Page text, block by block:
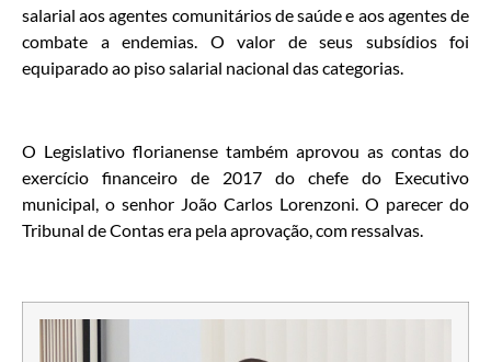
salarial aos agentes comunitários de saúde e aos agentes de
combate a endemias. O valor de seus subsídios foi
equiparado ao piso salarial nacional das categorias.
O Legislativo florianense também aprovou as contas do
exercício financeiro de 2017 do chefe do Executivo
municipal, o senhor João Carlos Lorenzoni. O parecer do
Tribunal de Contas era pela aprovação, com ressalvas.